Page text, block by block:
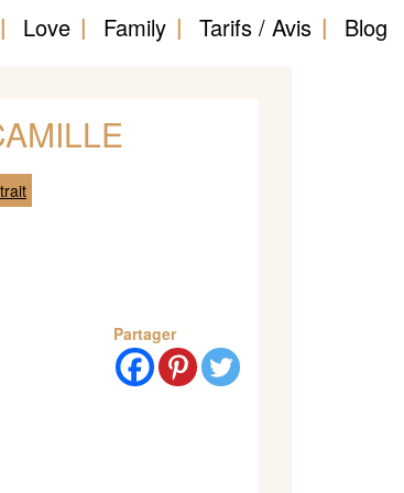
Love Family Tarifs / Avis Blog
Partager